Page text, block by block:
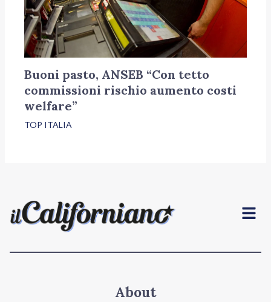
Buoni pasto, ANSEB “Con tetto
commissioni rischio aumento costi
welfare”
TOP ITALIA
Menu
About